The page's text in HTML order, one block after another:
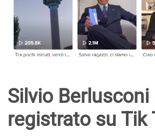
Silvio Berlusconi
registrato su Tik